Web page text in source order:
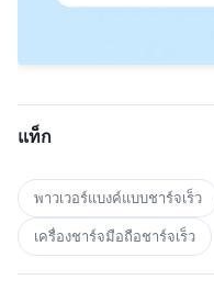
แท็ก
พาวเวอร์แบงค์แบบชาร์จเร็ว
เครื่องชาร์จมือถือชาร์จเร็ว